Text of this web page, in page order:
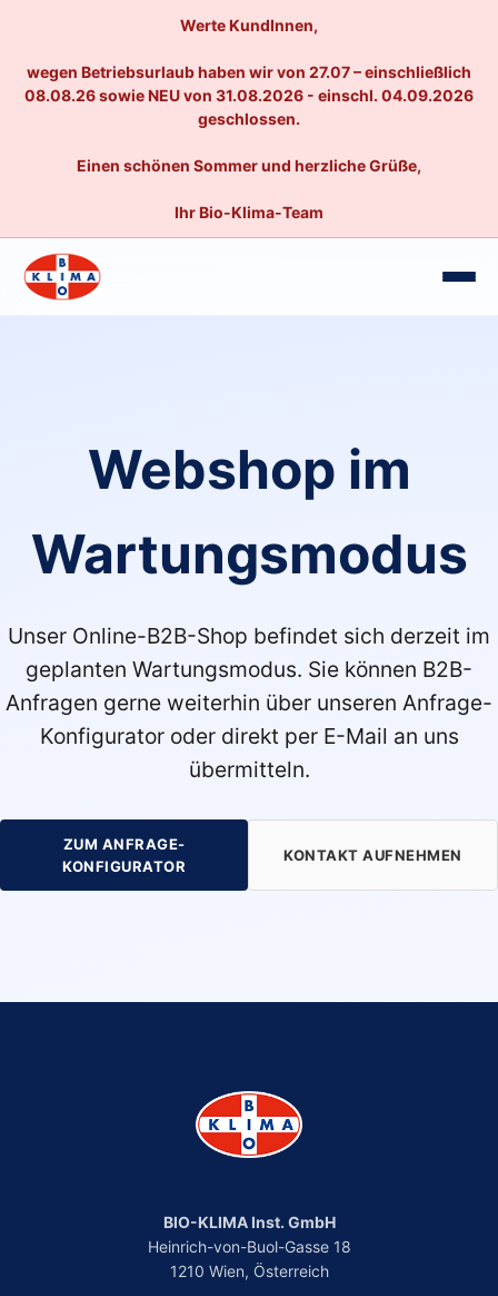
Werte KundInnen,
wegen Betriebsurlaub haben wir von 27.07 – einschließlich
08.08.26 sowie NEU von 31.08.2026 - einschl. 04.09.2026
geschlossen.
Einen schönen Sommer und herzliche Grüße,
Ihr Bio-Klima-Team
Webshop im
Wartungsmodus
Unser Online-B2B-Shop befindet sich derzeit im
geplanten Wartungsmodus. Sie können B2B-
Anfragen gerne weiterhin über unseren Anfrage-
Konfigurator oder direkt per E-Mail an uns
übermitteln.
ZUM ANFRAGE-
KONFIGURATOR
KONTAKT AUFNEHMEN
BIO-KLIMA Inst. GmbH
Heinrich-von-Buol-Gasse 18
1210 Wien, Österreich